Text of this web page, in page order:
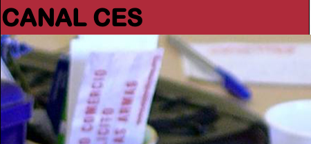
CANAL CES